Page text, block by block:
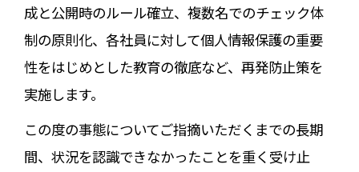
成と公開時のルール確立、複数名でのチェック体
制の原則化、各社員に対して個人情報保護の重要
性をはじめとした教育の徹底など、再発防止策を
実施します。
この度の事態についてご指摘いただくまでの長期
間、状況を認識できなかったことを重く受け止